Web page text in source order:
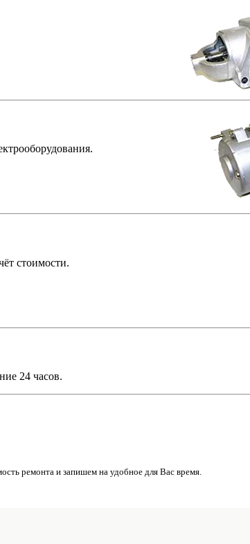
стоимости.
24 часов.
ремонта и запишем на удобное для Вас время.